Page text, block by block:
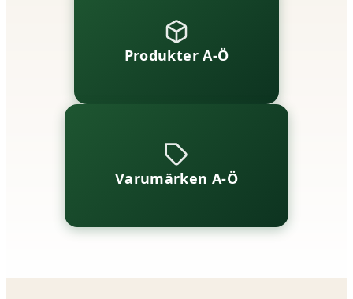
Produkter A-Ö
Varumärken A-Ö